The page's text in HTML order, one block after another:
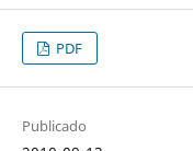
PDF
Publicado